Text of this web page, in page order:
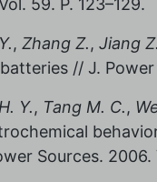
, Zhang Z., Jiang
// J. Power
Y., Tang M. C.,
Sources. 2006.